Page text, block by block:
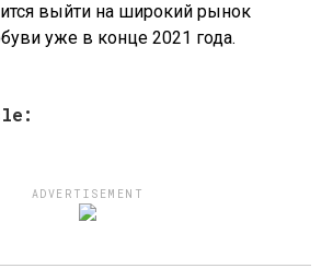
выйти на широкий рынок
уже в конце 2021 года.
ADVERTISEMENT